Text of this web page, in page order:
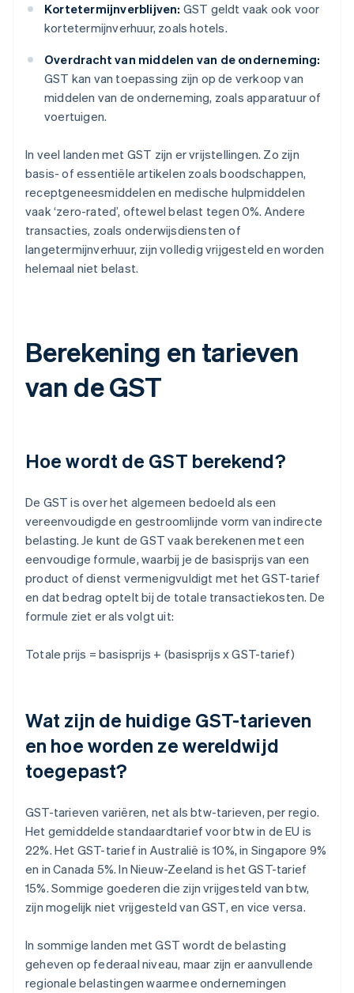
Kortetermijnverblijven: GST geldt vaak ook voor
kortetermijnverhuur, zoals hotels.
Overdracht van middelen van de onderneming:
GST kan van toepassing zijn op de verkoop van
middelen van de onderneming, zoals apparatuur of
voertuigen.
In veel landen met GST zijn er vrijstellingen. Zo zijn
basis- of essentiële artikelen zoals boodschappen,
receptgeneesmiddelen en medische hulpmiddelen
vaak ‘zero-rated’, oftewel belast tegen 0%. Andere
transacties, zoals onderwijsdiensten of
langetermijnverhuur, zijn volledig vrijgesteld en worden
helemaal niet belast.
Berekening en tarieven
van de GST
Hoe wordt de GST berekend?
De GST is over het algemeen bedoeld als een
vereenvoudigde en gestroomlijnde vorm van indirecte
belasting. Je kunt de GST vaak berekenen met een
eenvoudige formule, waarbij je de basisprijs van een
product of dienst vermenigvuldigt met het GST-tarief
en dat bedrag optelt bij de totale transactiekosten. De
formule ziet er als volgt uit:
Totale prijs = basisprijs + (basisprijs x GST-tarief)
Wat zijn de huidige GST-tarieven
en hoe worden ze wereldwijd
toegepast?
GST-tarieven variëren, net als btw-tarieven, per regio.
Het gemiddelde standaardtarief voor btw in de EU is
22%. Het GST-tarief in Australië is 10%, in Singapore 9%
en in Canada 5%. In Nieuw-Zeeland is het GST-tarief
15%. Sommige goederen die zijn vrijgesteld van btw,
zijn mogelijk niet vrijgesteld van GST, en vice versa.
In sommige landen met GST wordt de belasting
geheven op federaal niveau, maar zijn er aanvullende
regionale belastingen waarmee ondernemingen